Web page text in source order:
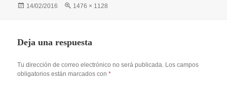
Publicado
14/02/2016
Tamaño
1476 × 1128
Deja una respuesta
Tu dirección de correo electrónico no será publicada. Los campos
obligatorios están marcados con*